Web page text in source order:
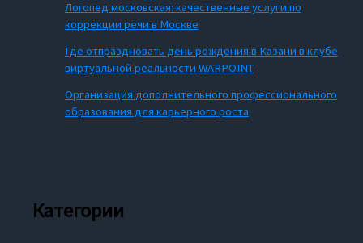
Логопед московская: качественные услуги по
коррекции речи в Москве
Где отпраздновать день рождения в Казани в клубе
виртуальной реальности WARPOINT
Организация дополнительного профессионального
образования для карьерного роста
Категории